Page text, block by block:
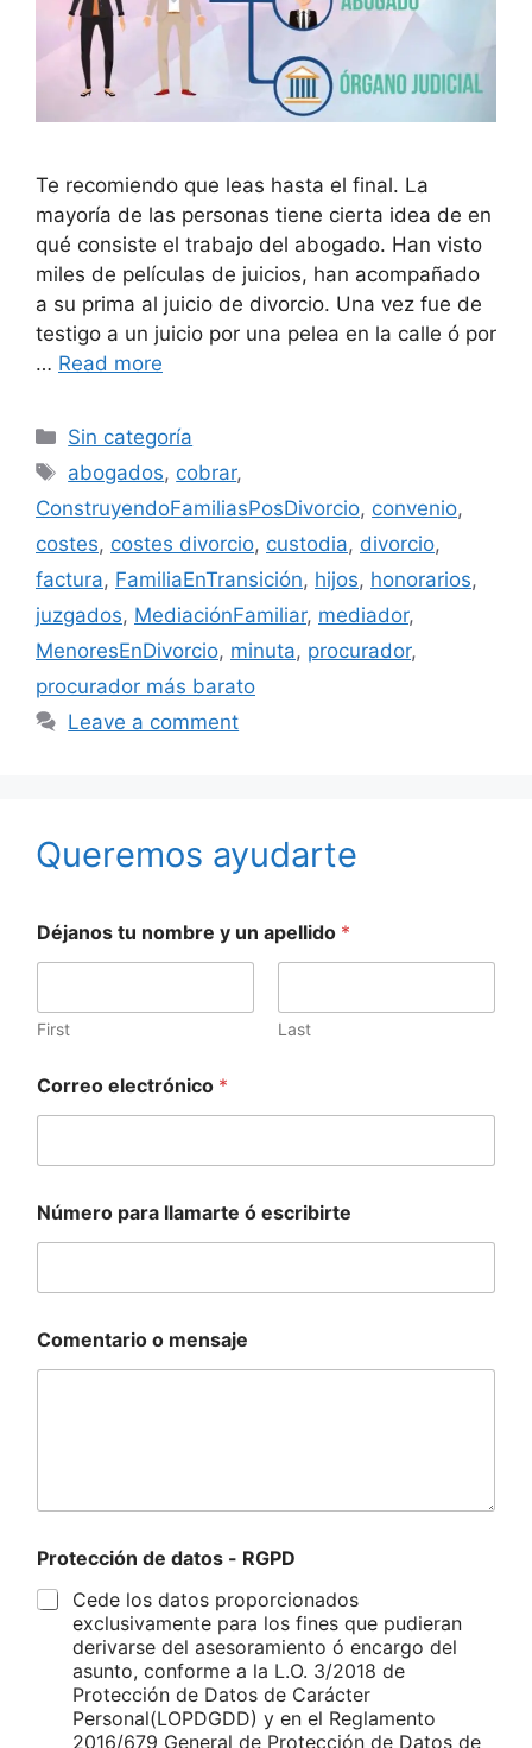
Te recomiendo que leas hasta el final. La
mayoría de las personas tiene cierta idea de en
qué consiste el trabajo del abogado. Han visto
miles de películas de juicios, han acompañado
a su prima al juicio de divorcio. Una vez fue de
testigo a un juicio por una pelea en la calle ó por
… Read more
Categories
Sin categoría
Tags
abogados, cobrar,
ConstruyendoFamiliasPosDivorcio, convenio,
costes, costes divorcio, custodia, divorcio,
factura, FamiliaEnTransición, hijos, honorarios,
juzgados, MediaciónFamiliar, mediador,
MenoresEnDivorcio, minuta, procurador,
procurador más barato
Leave a comment
Queremos ayudarte
Déjanos tu nombre y un apellido *
First Last
Correo electrónico *
Número para llamarte ó escribirte
Comentario o mensaje
Protección de datos - RGPD
Cede los datos proporcionados
exclusivamente para los fines que pudieran
derivarse del asesoramiento ó encargo del
asunto, conforme a la L.O. 3/2018 de
Protección de Datos de Carácter
Personal(LOPDGDD) y en el Reglamento
2016/679 General de Protección de Datos de